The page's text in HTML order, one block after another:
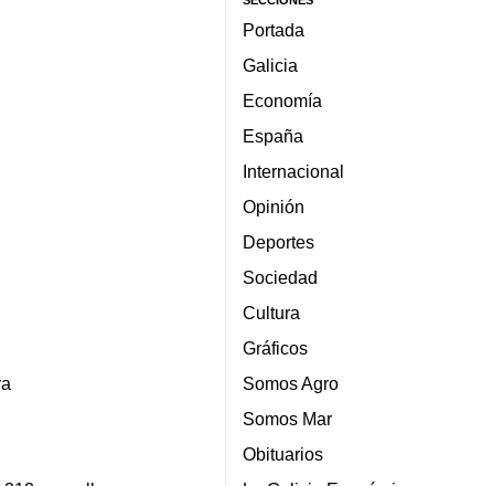
Portada
Galicia
Economía
España
Internacional
Opinión
Deportes
Sociedad
Cultura
Gráficos
Somos Agro
Somos Mar
Obituarios